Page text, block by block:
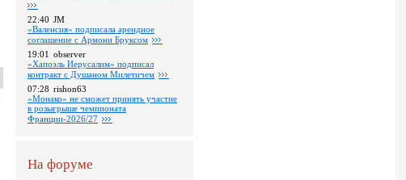
22:40 JM
«Валенсия» подписала арендное
соглашение с Армони Бруксом
19:01 observer
«Хапоэль Иерусалим» подписал
контракт с Душаном Милетичем
07:28 rishon63
«Монако» не сможет принять участие
в розыгрыше чемпионата
Франции-2026/27
На форуме